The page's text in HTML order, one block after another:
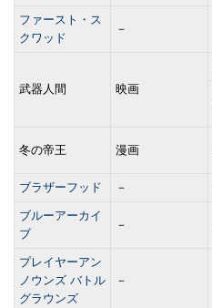
ファースト・ス
クワッド
－
武器人間 映画
冬の帝王 漫画
ブラザーフッド －
ブルーアーカイ
ブ
－
プレイヤーアン
ノウンズ バトル
グラウンズ
－